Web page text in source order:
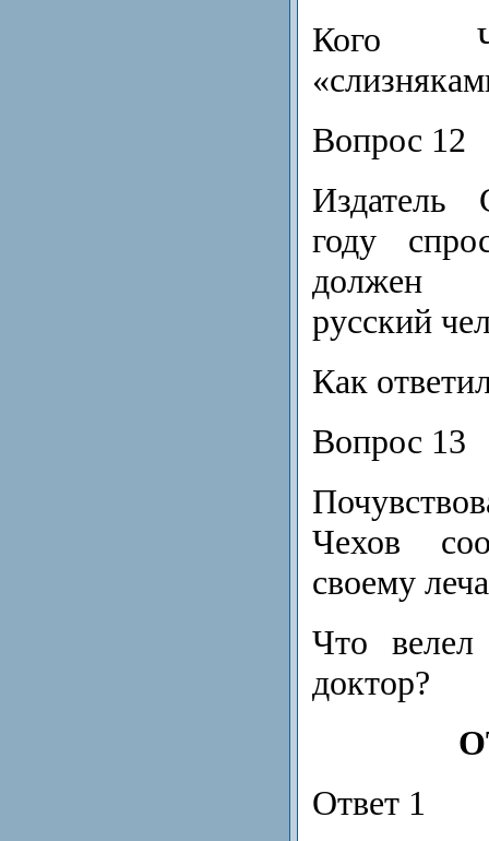
Кого
Вопрос 12
году
должен
русский
Как
Вопрос 13
Чехов
своему
Что велел
доктор?
Ответ 1